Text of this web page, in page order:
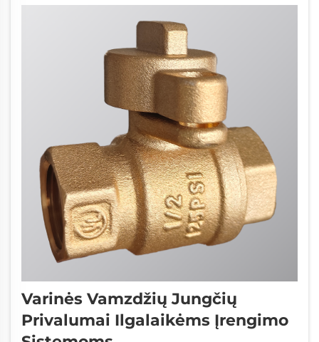
brangius nepastebėjimus, nes tiek...
Varinės Vamzdžių Jungčių
Privalumai Ilgalaikėms Įrengimo